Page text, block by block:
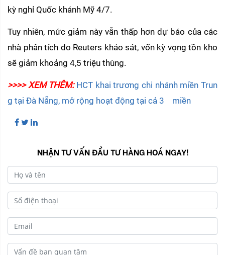
kỳ nghỉ Quốc khánh Mỹ 4/7.
Tuy nhiên, mức giảm này vẫn thấp hơn dự báo của các
nhà phân tích do Reuters khảo sát, vốn kỳ vọng tồn kho
sẽ giảm khoảng 4,5 triệu thùng.
>>>> XEM THÊM: HCT khai trương chi nhánh miền Trun
g tại Đà Nẵng, mở rộng hoạt động tại cả 3    miền
NHẬN TƯ VẤN ĐẦU TƯ HÀNG HOÁ NGAY!